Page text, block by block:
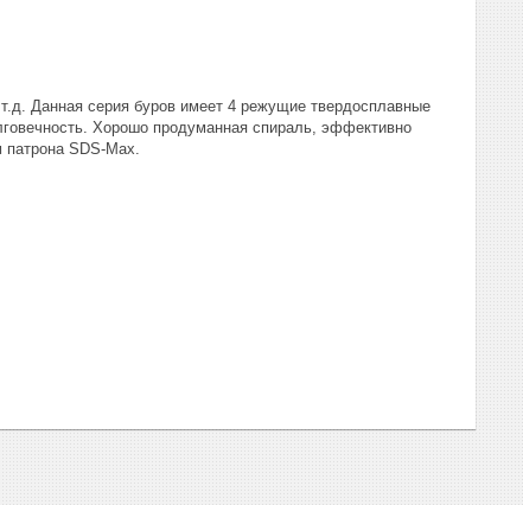
Данная серия буров имеет 4 режущие твердосплавные
Хорошо продуманная спираль, эффективно
SDS-Max.